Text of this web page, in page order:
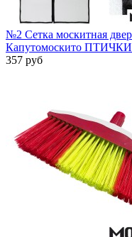
№2 Сетка москитная
Капутомоскито ПТИЧКИ
357 руб